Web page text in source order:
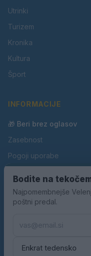
Utrinki
Turizem
Kronika
Kultura
Šport
INFORMACIJE
🎁 Beri brez oglasov
Zasebnost
Pogoji uporabe
Oglaševanje
Kontakt
Bodite na
Najpomembnejše
poštni predal.